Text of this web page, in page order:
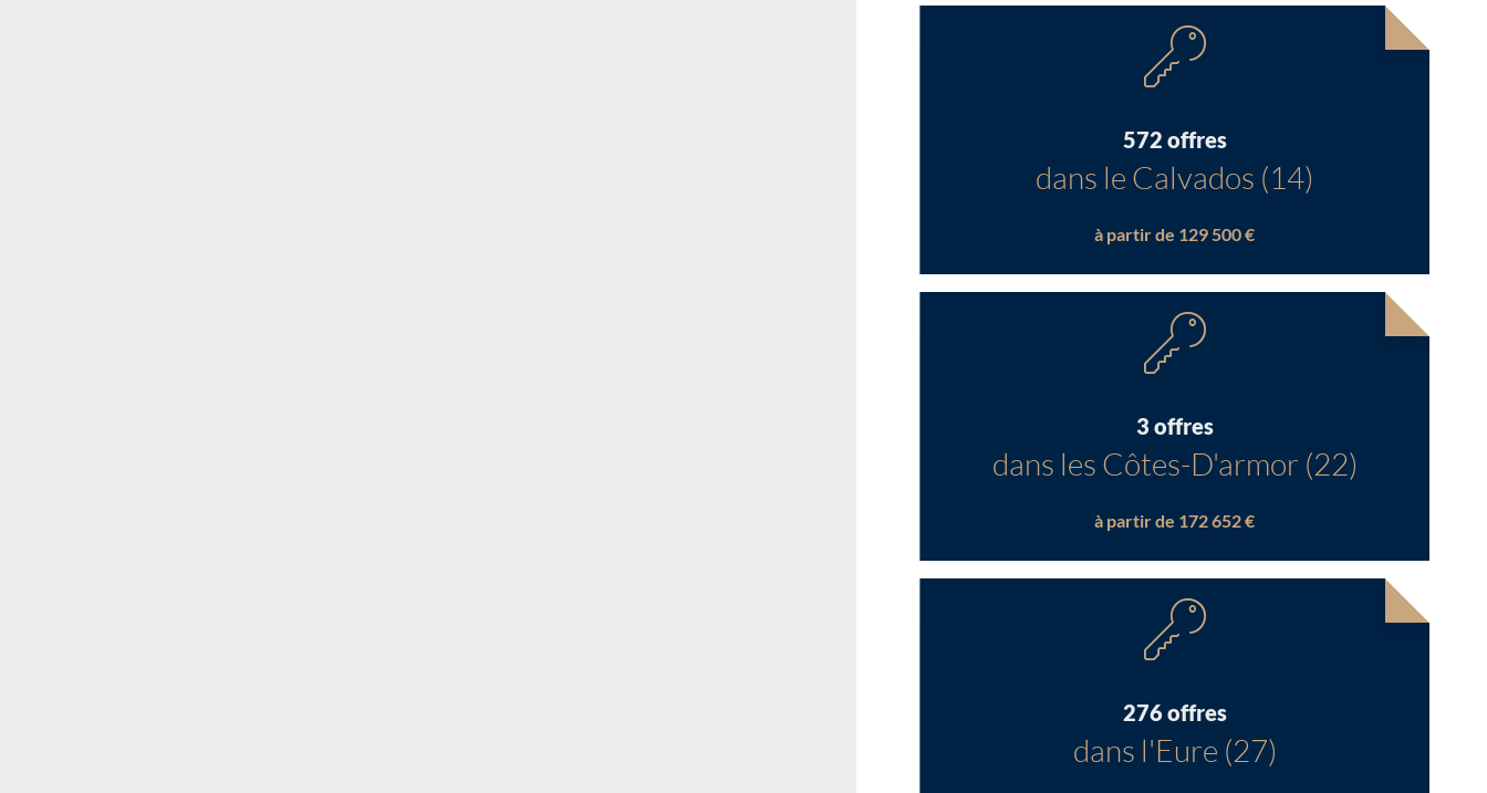
572 offres
dans le Calvados (14)
à partir de 129 500 €
3 offres
dans les Côtes-D'armor (22)
à partir de 172 652 €
276 offres
dans l'Eure (27)